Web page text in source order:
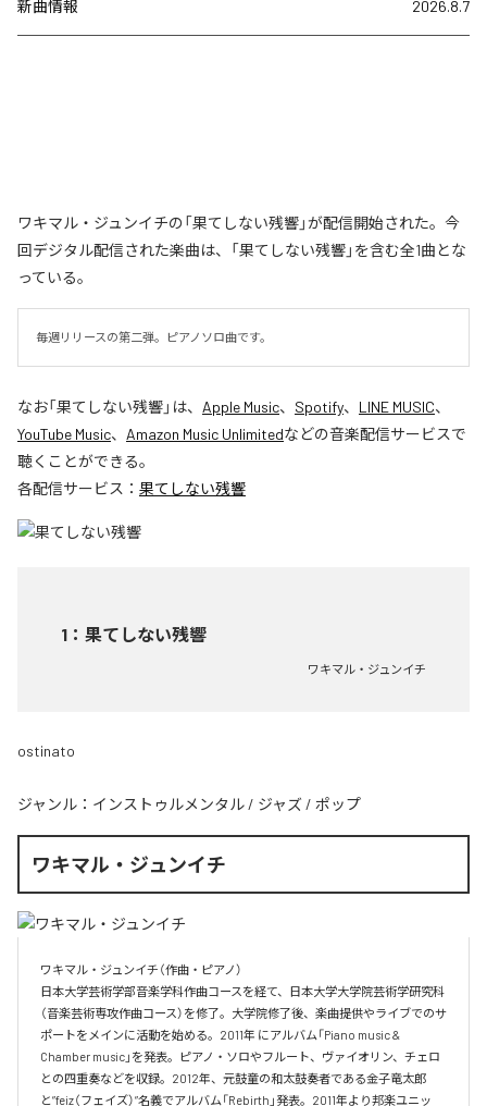
新曲情報 2026.8.7
ワキマル・ジュンイチの「果てしない残響」が配信開始された。今
回デジタル配信された楽曲は、「果てしない残響」を含む全1曲とな
っている。
毎週リリースの第二弾。ピアノソロ曲です。
なお「果てしない残響」は、 Apple Music、 Spotify、 LINE MUSIC、
YouTube Music、 Amazon Music Unlimitedなどの音楽配信サービスで
聴くことができる。
各配信サービス： 果てしない残響
1 ： 果てしない残響
ワキマル・ジュンイチ
ostinato
ジャンル： インストゥルメンタル / ジャズ / ポップ
ワキマル・ジュンイチ
ワキマル・ジュンイチ（作曲・ピアノ）
日本大学芸術学部音楽学科作曲コースを経て、日本大学大学院芸術学研究科
（音楽芸術専攻作曲コース）を修了。大学院修了後、楽曲提供やライブでのサ
ポートをメインに活動を始める。2011年 にアルバム「Piano music &
Chamber music」を発表。ピアノ・ソロやフルート、ヴァイオリン、チェロ
との四重奏などを収録。2012年、元鼓童の和太鼓奏者である金子竜太郎
と”feiz（フェイズ）”名義でアルバム「Rebirth」発表。2011年より邦楽ユニッ